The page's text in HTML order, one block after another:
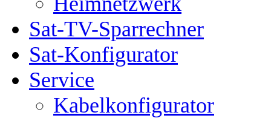
Sat-TV-Sparrechner
Sat-Konfigurator
Service
Kabelkonfigurator